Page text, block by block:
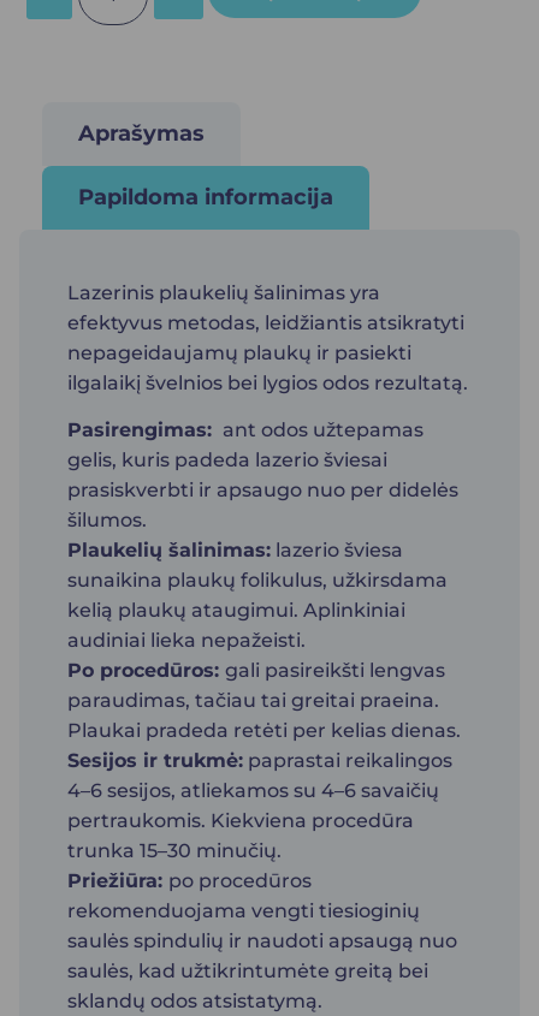
Aprašymas
Papildoma informacija
Lazerinis plaukelių šalinimas yra
efektyvus metodas, leidžiantis atsikratyti
nepageidaujamų plaukų ir pasiekti
ilgalaikį švelnios bei lygios odos rezultatą.
Pasirengimas: ant odos užtepamas
gelis, kuris padeda lazerio šviesai
prasiskverbti ir apsaugo nuo per didelės
šilumos.
Plaukelių šalinimas: lazerio šviesa
sunaikina plaukų folikulus, užkirsdama
kelią plaukų ataugimui. Aplinkiniai
audiniai lieka nepažeisti.
Po procedūros: gali pasireikšti lengvas
paraudimas, tačiau tai greitai praeina.
Plaukai pradeda retėti per kelias dienas.
Sesijos ir trukmė: paprastai reikalingos
4–6 sesijos, atliekamos su 4–6 savaičių
pertraukomis. Kiekviena procedūra
trunka 15–30 minučių.
Priežiūra: po procedūros
rekomenduojama vengti tiesioginių
saulės spindulių ir naudoti apsaugą nuo
saulės, kad užtikrintumėte greitą bei
sklandų odos atsistatymą.